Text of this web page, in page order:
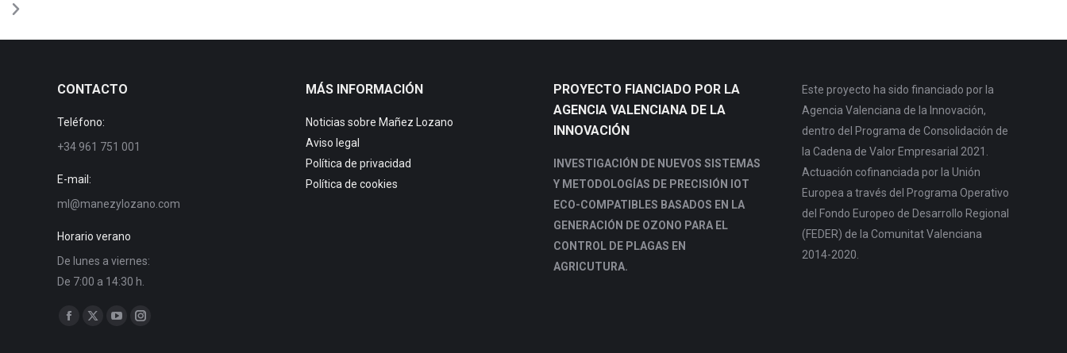
CONTACTO
Teléfono:
+34 961 751 001
E-mail:
ml@manezylozano.com
Horario verano
De lunes a viernes:
De 7:00 a 14:30 h.
Find us on:
MÁS INFORMACIÓN
Noticias sobre Mañez Lozano
Aviso legal
Política de privacidad
Política de cookies
PROYECTO FIANCIADO POR LA
AGENCIA VALENCIANA DE LA
INNOVACIÓN
INVESTIGACIÓN DE NUEVOS SISTEMAS
Y METODOLOGÍAS DE PRECISIÓN IOT
ECO-COMPATIBLES BASADOS EN LA
GENERACIÓN DE OZONO PARA EL
CONTROL DE PLAGAS EN
AGRICUTURA.
Este proyecto ha sido financiado por la
Agencia Valenciana de la Innovación,
dentro del Programa de Consolidación de
la Cadena de Valor Empresarial 2021.
Actuación cofinanciada por la Unión
Europea a través del Programa Operativo
del Fondo Europeo de Desarrollo Regional
(FEDER) de la Comunitat Valenciana
2014-2020.